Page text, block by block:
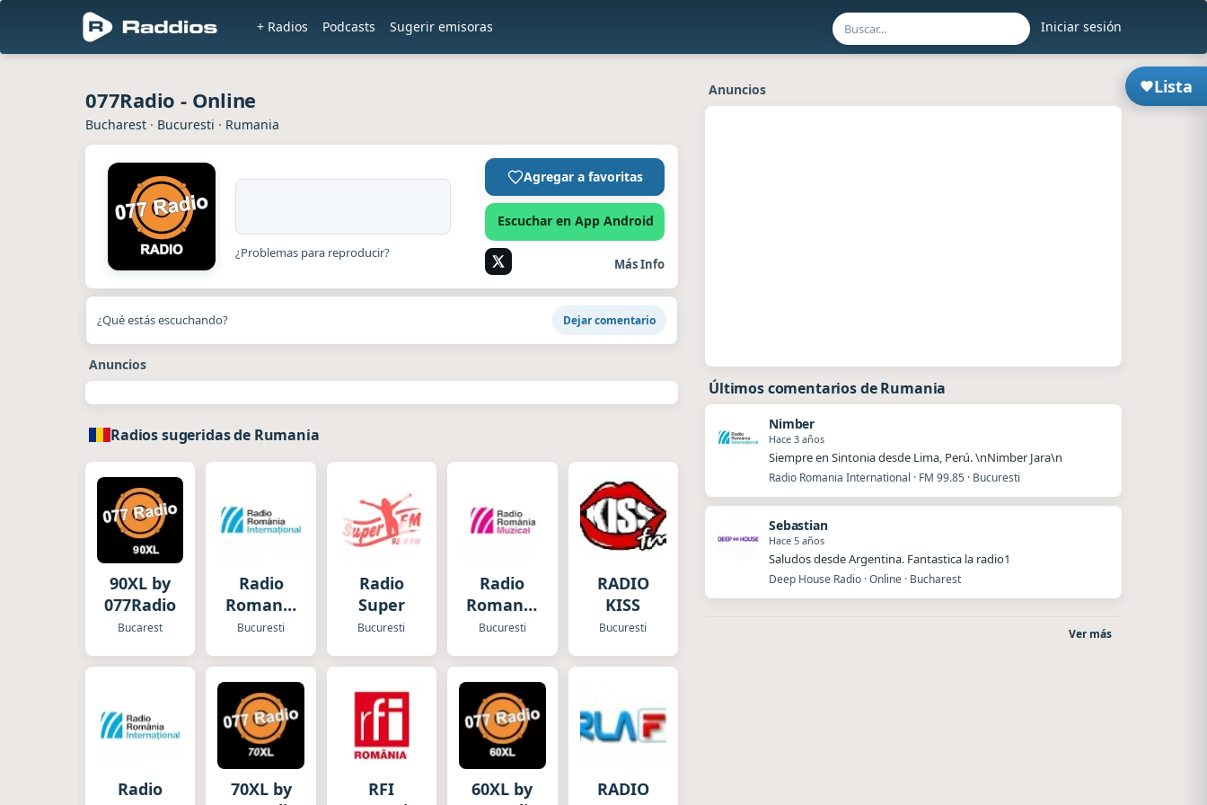
Iniciar sesión
+ Radios Podcasts Sugerir emisoras
Lista
077Radio - Online
Bucharest · Bucuresti · Rumania
¿Problemas para reproducir?
Agregar a favoritas
Escuchar en App Android
Más Info
¿Qué estás escuchando? Dejar comentario
Anuncios
Radios sugeridas de Rumania
90XL by
077Radio
Bucarest
Radio
Romania
International
Bucuresti
Radio
Super
Bucuresti
Radio
Romania
Muzical
Bucuresti
RADIO
KISS
Bucuresti
Radio
70XL by
RFI
60XL by
RADIO
Anuncios
Últimos comentarios de Rumania
Nimber
Hace 3 años
Siempre en Sintonia desde Lima, Perú. \nNimber Jara\n
Radio Romania International · FM 99.85 · Bucuresti
Sebastian
Hace 5 años
Saludos desde Argentina. Fantastica la radio1
Deep House Radio · Online · Bucharest
Ver más